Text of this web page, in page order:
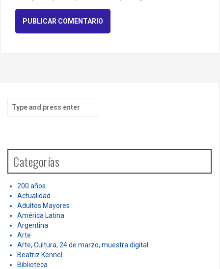
h
o
Categorías
200 años
Actualidad
Adultos Mayores
América Latina
Argentina
Arte
Arte, Cultura, 24 de marzo, muestra digital
Beatriz Kennel
Biblioteca